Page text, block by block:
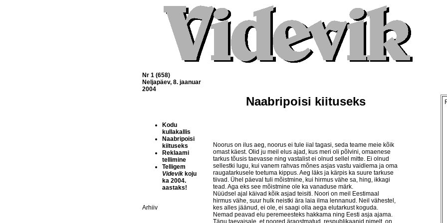
Nr 1 (658)
Neljapäev, 8. jaanuar
2004
Kodu
kullakallis
Naabripoisi
kiituseks
Reklaami
tellimine
Telligem
Videvik koju
ka 2004.
aastaks!
Arhiiv
Naabripoisi kiituseks
Noorus on ilus aeg, noorus ei tule iial tagasi, seda teame meie kõik
omast käest. Olid ju meil elus ajad, kus meri oli põlvini, omaenese
tarkus tõusis taevasse ning vastalist ei olnud sellel mitte. Ei olnud
sellestki lugu, kui vanem rahvas mõnes asjas vastu vaidlema ja oma
raugatarkusele toetuma kippus. Aeg läks ja kärpis ka suure tarkuse
tiivad. Ühel päeval tuli mõistmine, kui hirmus vähe sa, hing, ikkagi
tead. Aga eks see mõistmine ole ka vanaduse märk.
Nüüdsel ajal käivad kõik asjad teisiti. Noori on meil Eestimaal
hirmus vähe, suur hulk neistki ära laia ilma lennanud. Neil vähestel,
kes alles jäänud, ei ole, ei saagi olla aega elutarkust koguda.
Nemad peavad elu peremeesteks hakkama ning Eesti asja ajama.
Tänu taevaisale, et noored äraostmatud, respublikaanid nimelt, on